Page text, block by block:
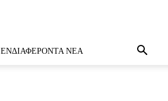
ΕΝΔΙΑΦΈΡΟΝΤΑ ΝΈΑ